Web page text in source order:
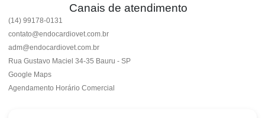
Canais de atendimento
(14) 99178-0131
contato@endocardiovet.com.br
adm@endocardiovet.com.br
Rua Gustavo Maciel 34-35 Bauru - SP
Google Maps
Agendamento Horário Comercial